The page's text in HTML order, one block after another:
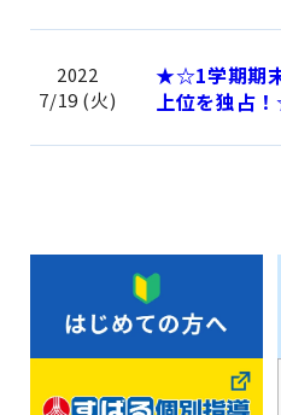
2022
7/19 (火)
★☆1学期期
上位を独占